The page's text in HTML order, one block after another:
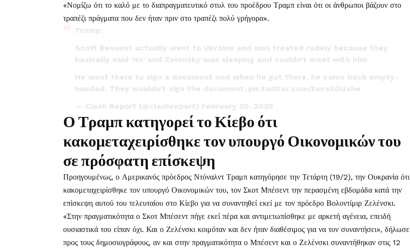
«Νομίζω ότι το καλό με το διαπραγματευτικό στυλ του προέδρου Τραμπ είναι ότι οι άνθρωποι βάζουν στο
τραπέζι πράγματα που δεν ήταν πριν στο τραπέζι πολύ γρήγορα».
Trump:
Scott Bessent actually went to Ukraine and was treated rudely because they
basically said ‘no’ and Zelensky was sleeping and couldn’t meet with him.
He went there to sign a document and when he got there, he came back empty-
handed. They wouldn’t sign the document. pic.twitter.com/twrxKGUxhe
— Clash Report (@clashreport) February 20, 2025
Ο Τραμπ κατηγορεί το Κίεβο ότι
κακομεταχειρίσθηκε τον υπουργό Οικονομικών του
σε πρόσφατη επίσκεψη
Προηγουμένως, ο Αμερικανός πρόεδρος Ντόναλντ Τραμπ κατηγόρησε την Τετάρτη (19/2), την Ουκρανία ότι
κακομεταχειρίσθηκε τον υπουργό Οικονομικών του, τον Σκοτ Μπέσεντ την περασμένη εβδομάδα κατά την
επίσκεψη αυτού του τελευταίου στο Κίεβο για να συναντηθεί εκεί με τον πρόεδρο Βολοντίμιρ Ζελένσκι.
«Στην πραγματικότητα ο Σκοτ Μπέσεντ πήγε εκεί πέρα και αντιμετωπίσθηκε με αρκετή αγένεια, επειδή
ουσιαστικά του είπαν όχι. Και ο Ζελένσκι κοιμόταν και δεν ήταν διαθέσιμος για να τον συναντήσει», δήλωσε
προς τους δημοσιογράφους, αν και στην πραγματικότητα ο Μπέσεντ και ο Ζελένσκι συναντήθηκαν στις 12